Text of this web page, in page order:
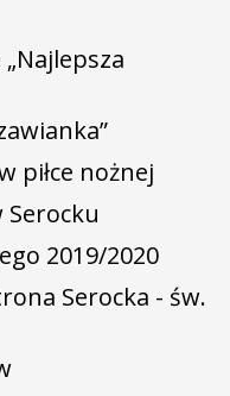
piłce nożnej
Serocku
2019/2020
Serocka - św.